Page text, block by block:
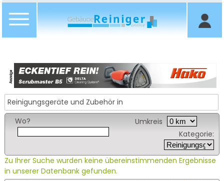
Reinigungsgeräte und Zubehör in
Wo?
Umkreis
Kategorie:
Zu Ihrer Suche wurden keine übereinstimmenden Ergebnisse
in unserer Datenbank gefunden.